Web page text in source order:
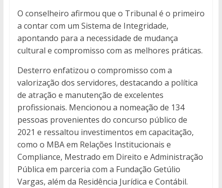
O conselheiro afirmou que o Tribunal é o primeiro
a contar com um Sistema de Integridade,
apontando para a necessidade de mudança
cultural e compromisso com as melhores práticas.
Desterro enfatizou o compromisso com a
valorização dos servidores, destacando a política
de atração e manutenção de excelentes
profissionais. Mencionou a nomeação de 134
pessoas provenientes do concurso público de
2021 e ressaltou investimentos em capacitação,
como o MBA em Relações Institucionais e
Compliance, Mestrado em Direito e Administração
Pública em parceria com a Fundação Getúlio
Vargas, além da Residência Jurídica e Contábil.